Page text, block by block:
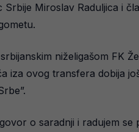
Srbije Miroslav Raduljica i
niželigašom FK
iza ovog transfera dobija
o saradnji i radujem